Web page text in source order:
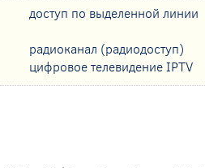
доступ по выделенной линии
радиоканал (радиодоступ)
цифровое телевидение IPTV